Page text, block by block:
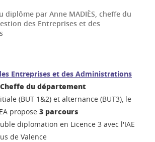
diplôme par Anne MADIÈS, cheffe du
des Entreprises et des
Entreprises et des Administrations
Cheffe du département
(BUT 1&2) et alternance (BUT3), le
propose 3 parcours
diplomation en Licence 3 avec l'IAE
de Valence